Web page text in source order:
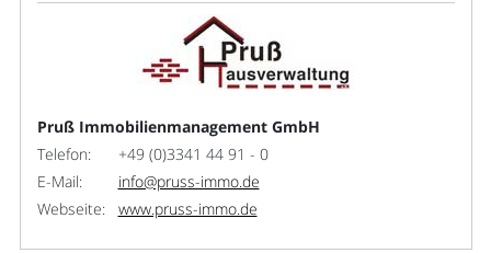
Pruß Immobilienmanagement GmbH
Telefon:
+49 (0)3341 44 91 - 0
E-Mail:
info@pruss-immo.de
Webseite:
www.pruss-immo.de